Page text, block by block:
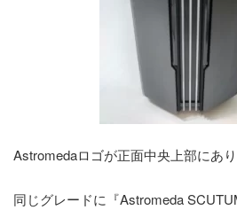
Astromedaロゴが正面中央上部にあり
同じグレードに『Astromeda